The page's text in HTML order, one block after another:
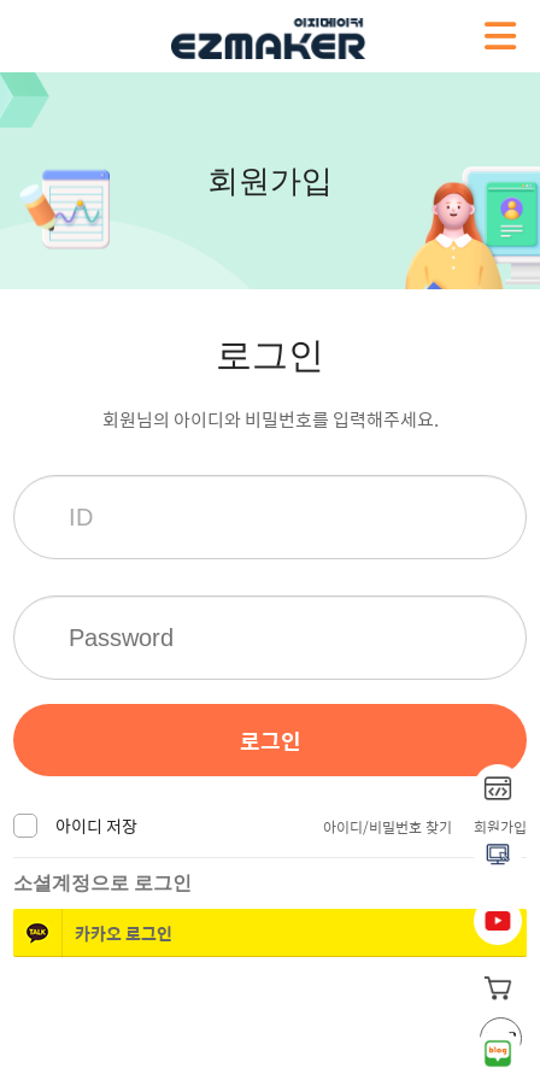
회원가입
로그인
회원님의 아이디와 비밀번호를 입력해주세요.
로그인
아이디 저장 아이디/비밀번호 찾기 회원가입
소셜계정으로 로그인
카카오로그인
TOP